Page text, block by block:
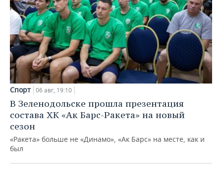
Спорт 06 авг, 19:10
В Зеленодольске прошла презентация
состава ХК «Ак Барс-Ракета» на новый
сезон
«Ракета» больше не «Динамо», «Ак Барс» на месте, как и
был